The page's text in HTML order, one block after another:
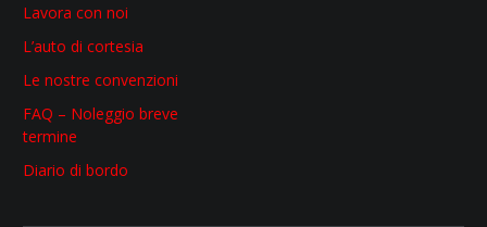
Lavora con noi
L’auto di cortesia
Le nostre convenzioni
FAQ – Noleggio breve
termine
Diario di bordo